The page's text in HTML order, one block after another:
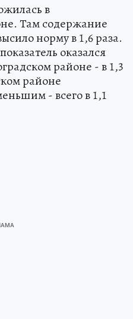
в
Там содержание
норму в 1,6 раза.
оказался
районе - в 1,3
районе
- всего в 1,1